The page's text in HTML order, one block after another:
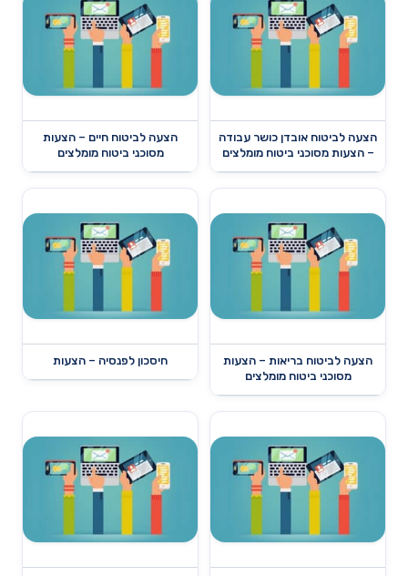
הצעה לביטוח אובדן כושר עבודה
– הצעות מסוכני ביטוח מומלצים
הצעה לביטוח חיים – הצעות
מסוכני ביטוח מומלצים
הצעה לביטוח בריאות – הצעות
מסוכני ביטוח מומלצים
חיסכון לפנסיה – הצעות